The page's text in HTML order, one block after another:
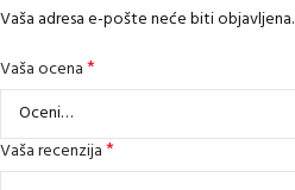
Vaša adresa e-pošte neće biti objavljena.
Vaša ocena*
Vaša recenzija*